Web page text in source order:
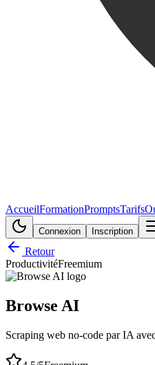
AccueilFormationPromptsTarifs
Connexion Inscription
Retour
ProductivitéFreemium
Browse AI
Scraping web no-code par IA